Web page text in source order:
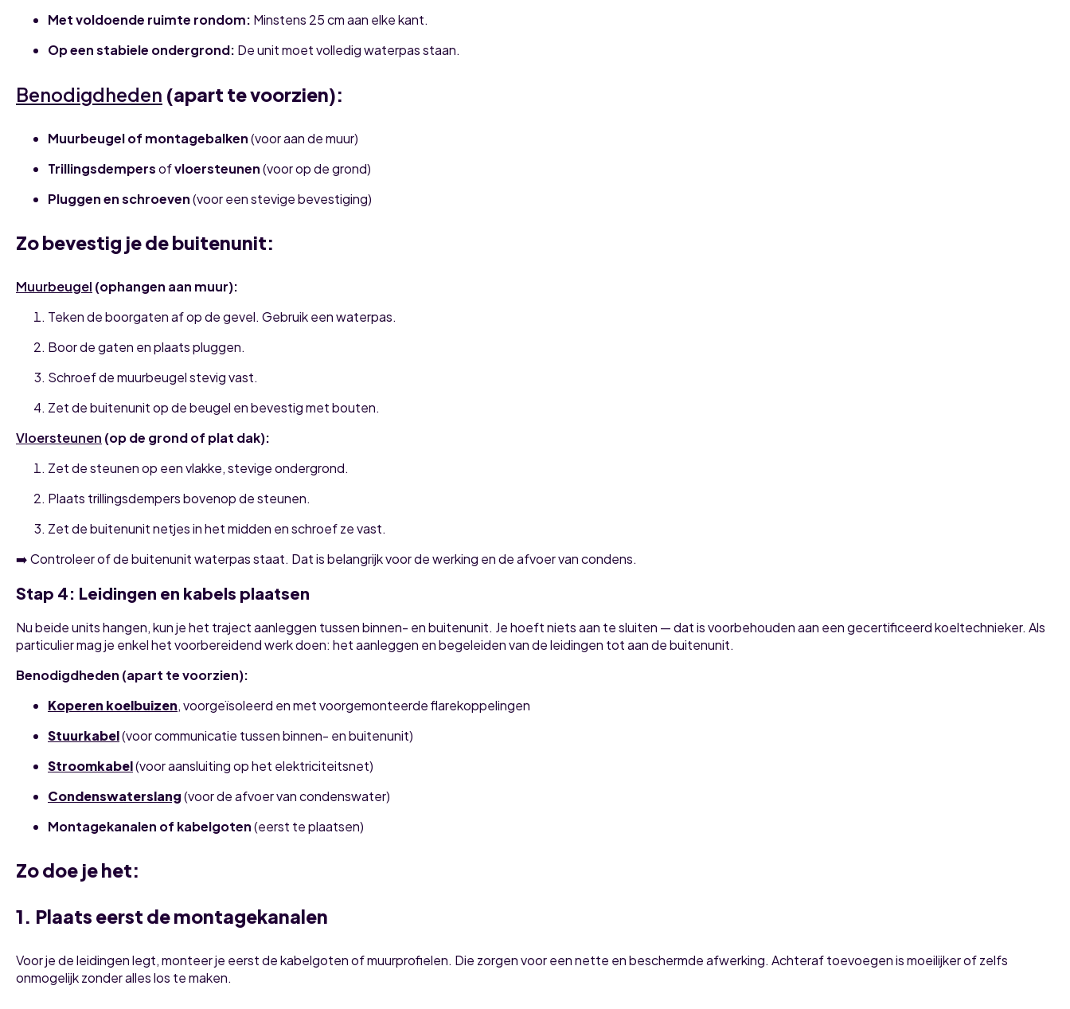
Met voldoende ruimte rondom: Minstens 25 cm aan elke kant.
Op een stabiele ondergrond: De unit moet volledig waterpas staan.
Benodigdheden (apart te voorzien):
Muurbeugel of montagebalken(voor aan de muur)
Trillingsdempersofvloersteunen(voor op de grond)
Pluggen en schroeven(voor een stevige bevestiging)
Zo bevestig je de buitenunit:
Muurbeugel (ophangen aan muur):
Teken de boorgaten af op de gevel. Gebruik een waterpas.
Boor de gaten en plaats pluggen.
Schroef de muurbeugel stevig vast.
Zet de buitenunit op de beugel en bevestig met bouten.
Vloersteunen (op de grond of plat dak):
Zet de steunen op een vlakke, stevige ondergrond.
Plaats trillingsdempers bovenop de steunen.
Zet de buitenunit netjes in het midden en schroef ze vast.
➡️ Controleer of de buitenunit waterpas staat. Dat is belangrijk voor de werking en de afvoer van condens.
Stap 4: Leidingen en kabels plaatsen
Nu beide units hangen, kun je het traject aanleggen tussen binnen- en buitenunit. Je hoeft niets aan te sluiten — dat is voorbehouden aan een gecertificeerd koeltechnieker. Als
particulier mag je enkel het voorbereidend werk doen: het aanleggen en begeleiden van de leidingen tot aan de buitenunit.
Benodigdheden (apart te voorzien):
Koperen koelbuizen, voorgeïsoleerd en met voorgemonteerde flarekoppelingen
Stuurkabel(voor communicatie tussen binnen- en buitenunit)
Stroomkabel(voor aansluiting op het elektriciteitsnet)
Condenswaterslang(voor de afvoer van condenswater)
Montagekanalen of kabelgoten(eerst te plaatsen)
Zo doe je het:
1. Plaats eerst de montagekanalen
Voor je de leidingen legt, monteer je eerst de kabelgoten of muurprofielen. Die zorgen voor een nette en beschermde afwerking. Achteraf toevoegen is moeilijker of zelfs
onmogelijk zonder alles los te maken.